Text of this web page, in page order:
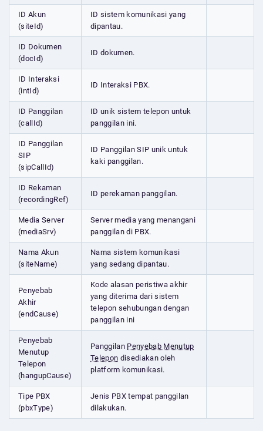
ID Akun
(siteId)
ID sistem komunikasi yang
dipantau.
ID Dokumen
(docId)
ID dokumen.
ID Interaksi
(intId)
ID Interaksi PBX.
ID Panggilan
(callId)
ID unik sistem telepon untuk
panggilan ini.
ID Panggilan
SIP
(sipCallId)
ID Panggilan SIP unik untuk
kaki panggilan.
ID Rekaman
(recordingRef)
ID perekaman panggilan.
Media Server
(mediaSrv)
Server media yang menangani
panggilan di PBX.
Nama Akun
(siteName)
Nama sistem komunikasi
yang sedang dipantau.
Penyebab
Akhir
(endCause)
Kode alasan peristiwa akhir
yang diterima dari sistem
telepon sehubungan dengan
panggilan ini
Penyebab
Menutup
Telepon
(hangupCause)
Panggilan Penyebab Menutup
Telepon disediakan oleh
platform komunikasi.
Tipe PBX
(pbxType)
Jenis PBX tempat panggilan
dilakukan.